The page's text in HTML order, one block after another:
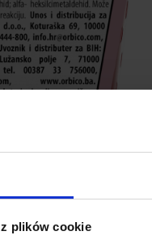
plików cookie